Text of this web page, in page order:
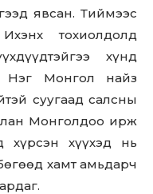
явсан. Тиймээс
тохиолдолд
хүнд
Нэг Монгол найз
суугаад салсны
Монголдоо ирж
хүрсэн хүүхэд нь
хамт амьдарч